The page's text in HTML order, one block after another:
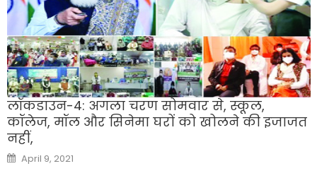
लॉकडाउन-4: अगला चरण सोमवार से, स्कूल,
कॉलेज, मॉल और सिनेमा घरों को खोलने की इजाजत
नहीं,
Posted
on
April 9, 2021